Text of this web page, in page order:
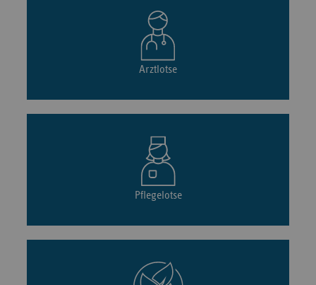
Arztlotse
Pflegelotse